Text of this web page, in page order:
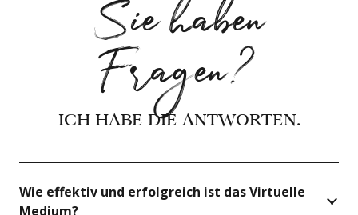
Sie haben
Fragen?
ICH HABE DIE ANTWORTEN.
Wie effektiv und erfolgreich ist das Virtuelle
Medium?